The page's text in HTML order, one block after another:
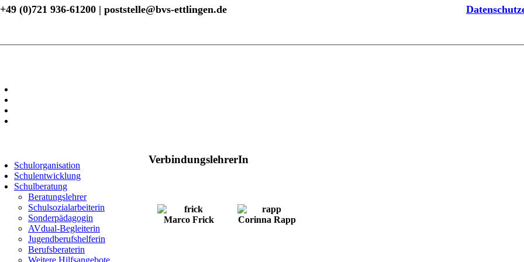
+49 (0)721 936-61200 | poststelle@bvs-ettlingen.de
Schulorganisation
Schulentwicklung
Schulberatung
Beratungslehrer
Schulsozialarbeiterin
Sonderpädagogin
AVdual-Begleiterin
Jugendberufshelferin
Berufsberaterin
Weitere Hilfsangebote
VerbindungslehrerIn
Marco Frick Corinna Rapp